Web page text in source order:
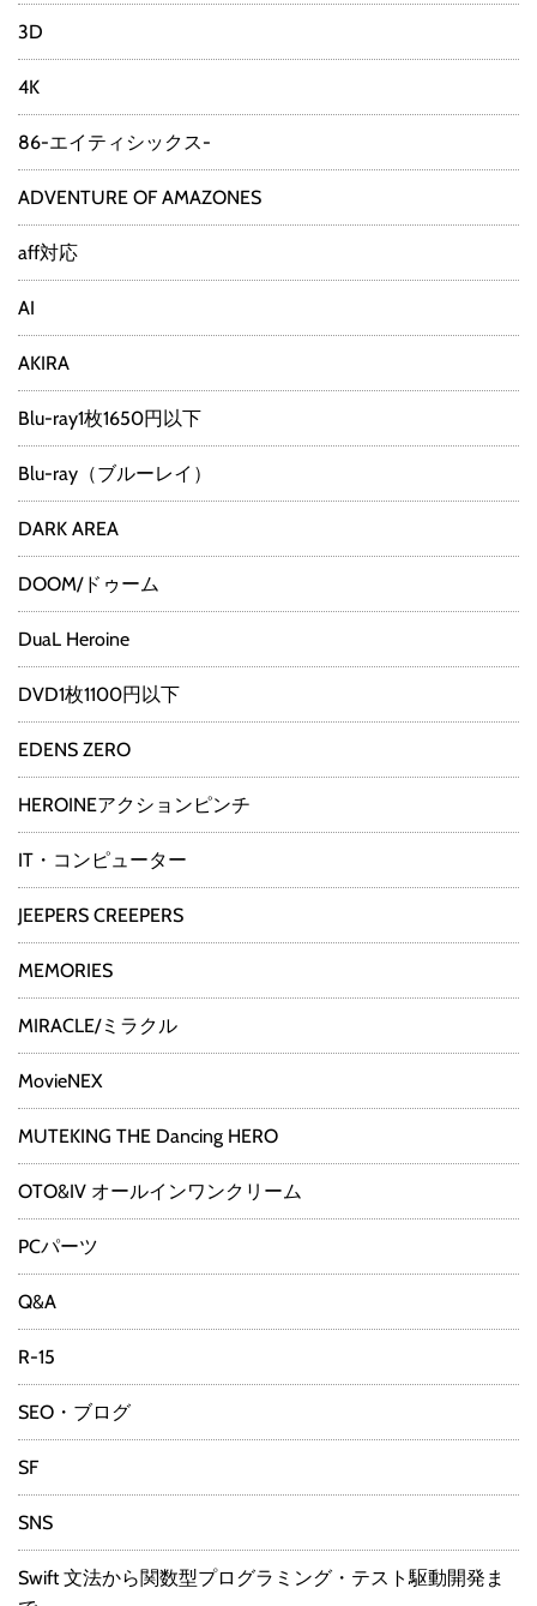
3D
4K
86-エイティシックス-
ADVENTURE OF AMAZONES
aff対応
AI
AKIRA
Blu-ray1枚1650円以下
Blu-ray（ブルーレイ）
DARK AREA
DOOM/ドゥーム
DuaL Heroine
DVD1枚1100円以下
EDENS ZERO
HEROINEアクションピンチ
IT・コンピューター
JEEPERS CREEPERS
MEMORIES
MIRACLE/ミラクル
MovieNEX
MUTEKING THE Dancing HERO
OTO&IV オールインワンクリーム
PCパーツ
Q&A
R-15
SEO・ブログ
SF
SNS
Swift 文法から関数型プログラミング・テスト駆動開発ま